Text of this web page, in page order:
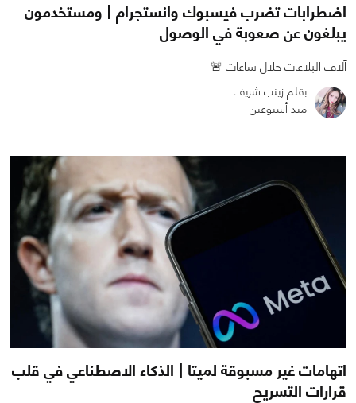
0
اضطرابات تضرب فيسبوك وانستجرام | ومستخدمون
يبلغون عن صعوبة في الوصول
آلاف البلاغات خلال ساعات 🚨
بقلم زينب شريف
منذ أسبوعين
اتهامات غير مسبوقة لميتا | الذكاء الاصطناعي في قلب
قرارات التسريح